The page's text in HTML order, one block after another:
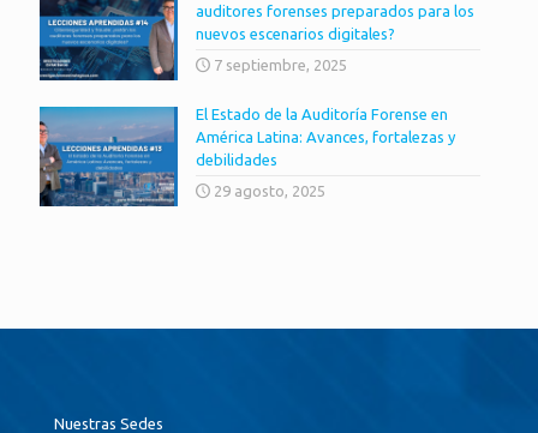
auditores forenses preparados para los
nuevos escenarios digitales?
7 septiembre, 2025
El Estado de la Auditoría Forense en
América Latina: Avances, fortalezas y
debilidades
29 agosto, 2025
Nuestras Sedes